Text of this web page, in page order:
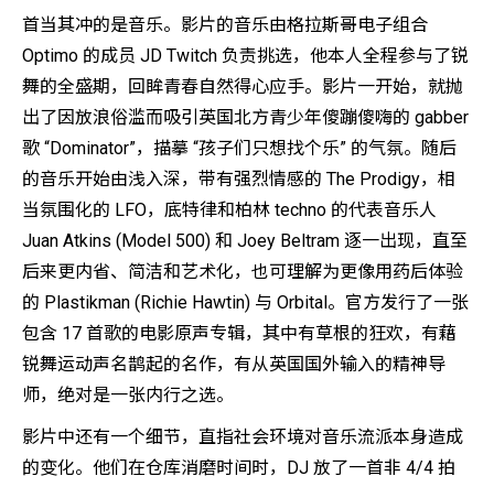
首当其冲的是音乐。影片的音乐由格拉斯哥电子组合
Optimo 的成员 JD Twitch 负责挑选，他本人全程参与了锐
舞的全盛期，回眸青春自然得心应手。影片一开始，就抛
出了因放浪俗滥而吸引英国北方青少年傻蹦傻嗨的 gabber
歌 “Dominator”，描摹 “孩子们只想找个乐” 的气氛。随后
的音乐开始由浅入深，带有强烈情感的 The Prodigy，相
当氛围化的 LFO，底特律和柏林 techno 的代表音乐人
Juan Atkins (Model 500) 和 Joey Beltram 逐一出现，直至
后来更内省、简洁和艺术化，也可理解为更像用药后体验
的 Plastikman (Richie Hawtin) 与 Orbital。官方发行了一张
包含 17 首歌的电影原声专辑，其中有草根的狂欢，有藉
锐舞运动声名鹊起的名作，有从英国国外输入的精神导
师，绝对是一张内行之选。
影片中还有一个细节，直指社会环境对音乐流派本身造成
的变化。他们在仓库消磨时间时，DJ 放了一首非 4/4 拍